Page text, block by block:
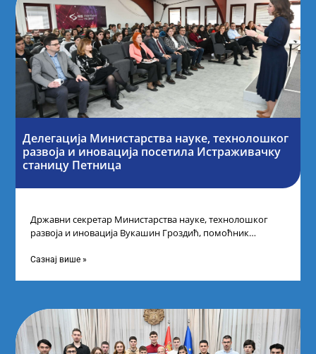
Делегација Министарства науке, технолошког
развоја и иновација посетила Истраживачку
станицу Петница
Државни секретар Министарства науке, технолошког
развоја и иновација Вукашин Гроздић, помоћник
промоцију
Сазнај више »